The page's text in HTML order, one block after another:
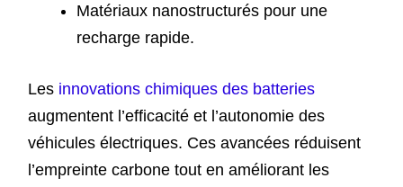
Matériaux nanostructurés pour une
recharge rapide.
Les innovations chimiques des batteries
augmentent l’efficacité et l’autonomie des
véhicules électriques. Ces avancées réduisent
l’empreinte carbone tout en améliorant les